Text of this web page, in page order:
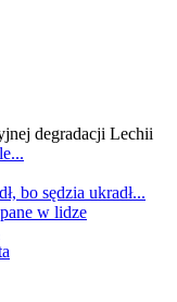
degradacji Lechii
bo sędzia ukradł...
w lidze